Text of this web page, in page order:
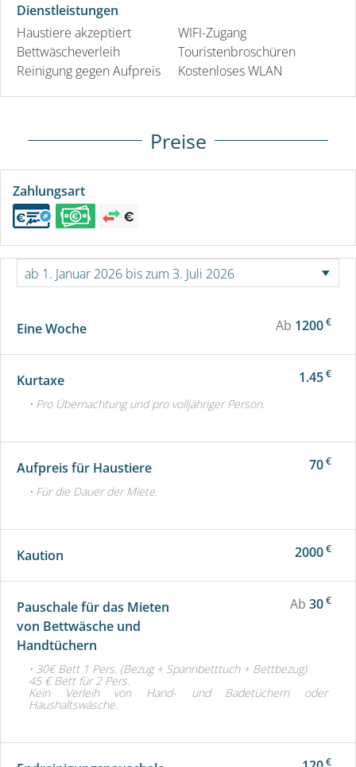
Dienstleistungen
Haustiere akzeptiert
Bettwäscheverleih
Reinigung gegen Aufpreis
WIFI-Zugang
Touristenbroschüren
Kostenloses WLAN
Preise
Zahlungsart
Eine Woche Ab 1200€
Kurtaxe 1.45€
• Pro Übernachtung und pro volljähriger Person.
Aufpreis für Haustiere 70€
• Für die Dauer der Miete.
Kaution 2000€
Pauschale für das Mieten
von Bettwäsche und
Handtüchern
Ab 30€
• 30€ Bett 1 Pers. (Bezug + Spannbetttuch + Bettbezug)
45 € Bett für 2 Pers.
Kein Verleih von Hand- und Badetüchern oder
Haushaltswäsche.
€